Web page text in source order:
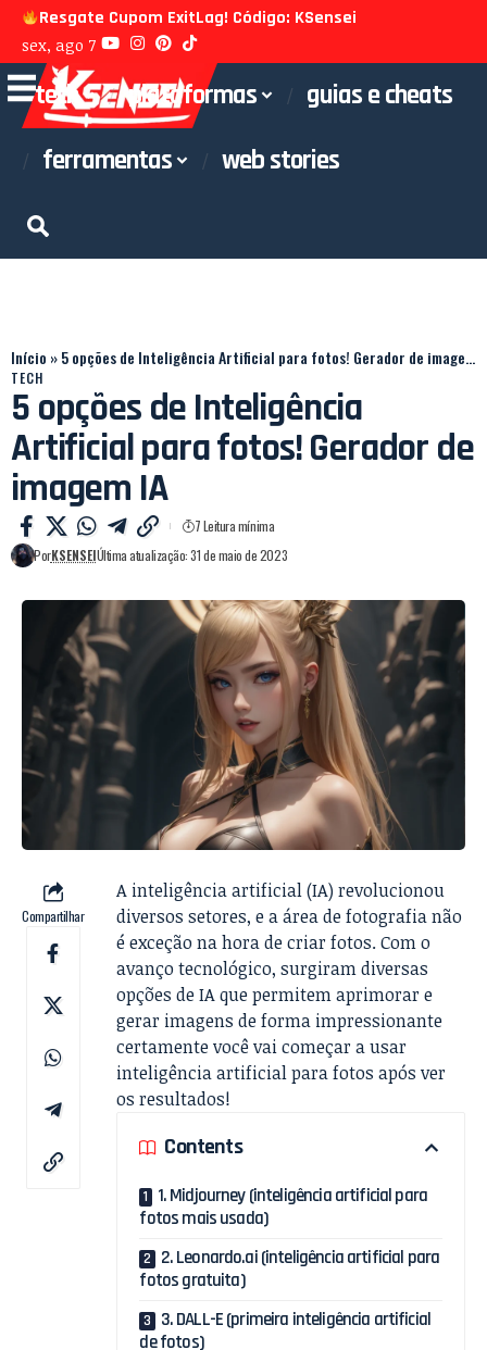
Resgate Cupom ExitLag! Código: KSensei
sex, ago 7
tech plataformas
guias e cheats
ferramentas
web stories
Início »5 opções de Inteligência Artificial para fotos! Gerador de imagem IA
TECH
5 opções de Inteligência
Artificial para fotos! Gerador de
imagem IA
PorKSENSEIÚltima atualização: 31 de maio de 2023
7 Leitura mínima
Compartilhar
A inteligência artificial (IA) revolucionou
diversos setores, e a área de fotografia não
é exceção na hora de criar fotos. Com o
avanço tecnológico, surgiram diversas
opções de IA que permitem aprimorar e
gerar imagens de forma impressionante
certamente você vai começar a usar
inteligência artificial para fotos após ver
os resultados!
Contents
1. Midjourney (inteligência artificial para
fotos mais usada)
2. Leonardo.ai (inteligência artificial para
fotos gratuita)
3. DALL-E (primeira inteligência artificial
de fotos)